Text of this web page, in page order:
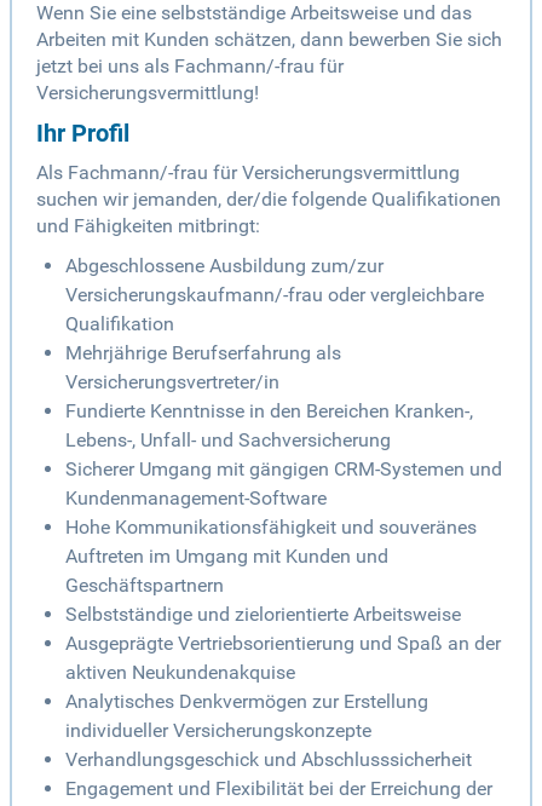
Wenn Sie eine selbstständige Arbeitsweise und das
Arbeiten mit Kunden schätzen, dann bewerben Sie sich
jetzt bei uns als Fachmann/-frau für
Versicherungsvermittlung!
Ihr Profil
Als Fachmann/-frau für Versicherungsvermittlung
suchen wir jemanden, der/die folgende Qualifikationen
und Fähigkeiten mitbringt:
Abgeschlossene Ausbildung zum/zur
Versicherungskaufmann/-frau oder vergleichbare
Qualifikation
Mehrjährige Berufserfahrung als
Versicherungsvertreter/in
Fundierte Kenntnisse in den Bereichen Kranken-,
Lebens-, Unfall- und Sachversicherung
Sicherer Umgang mit gängigen CRM-Systemen und
Kundenmanagement-Software
Hohe Kommunikationsfähigkeit und souveränes
Auftreten im Umgang mit Kunden und
Geschäftspartnern
Selbstständige und zielorientierte Arbeitsweise
Ausgeprägte Vertriebsorientierung und Spaß an der
aktiven Neukundenakquise
Analytisches Denkvermögen zur Erstellung
individueller Versicherungskonzepte
Verhandlungsgeschick und Abschlusssicherheit
Engagement und Flexibilität bei der Erreichung der